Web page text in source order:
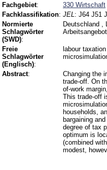
Fachgebiet:
330 Wirtschaft
Fachklassifikation: JEL: J64 J51
Normierte
Schlagwörter
(SWD):
Deutschland ,
Freie
Schlagwörter
(Englisch):
labour
Abstract:
Changing the
trade-off. On
of-work
This trade-off
households,
bargaining
degree of tax
optimum is
(combined
modest,